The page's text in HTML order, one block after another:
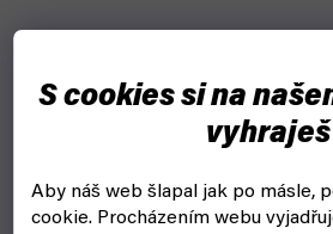
S cookies si na
vyhraješ
Aby náš web šlapal jak po másle,
cookie. Procházením webu